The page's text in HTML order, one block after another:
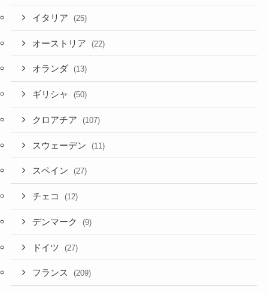
イタリア (25)
オーストリア (22)
オランダ (13)
ギリシャ (50)
クロアチア (107)
スウェーデン (11)
スペイン (27)
チェコ (12)
デンマーク (9)
ドイツ (27)
フランス (209)